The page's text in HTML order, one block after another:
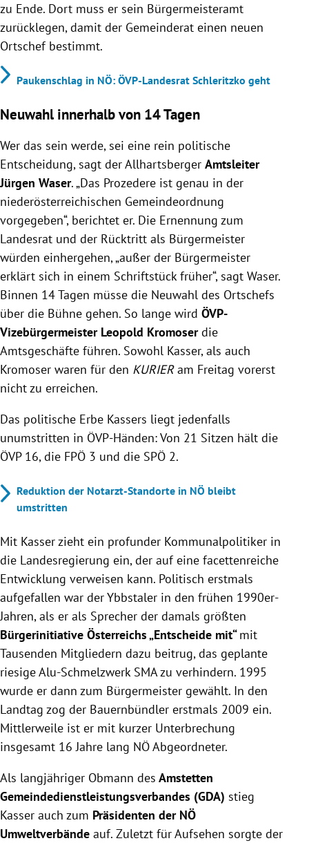
zu Ende. Dort muss er sein Bürgermeisteramt
zurücklegen, damit der Gemeinderat einen neuen
Ortschef bestimmt.
Paukenschlag in NÖ: ÖVP-Landesrat Schleritzko geht
Neuwahl innerhalb von 14 Tagen
Wer das sein werde, sei eine rein politische
Entscheidung, sagt der Allhartsberger Amtsleiter
Jürgen Waser. „Das Prozedere ist genau in der
niederösterreichischen Gemeindeordnung
vorgegeben“, berichtet er. Die Ernennung zum
Landesrat und der Rücktritt als Bürgermeister
würden einhergehen, „außer der Bürgermeister
erklärt sich in einem Schriftstück früher“, sagt Waser.
Binnen 14 Tagen müsse die Neuwahl des Ortschefs
über die Bühne gehen. So lange wird ÖVP-
Vizebürgermeister Leopold Kromoserdie
Amtsgeschäfte führen. Sowohl Kasser, als auch
Kromoser waren für den KURIERam Freitag vorerst
nicht zu erreichen.
Das politische Erbe Kassers liegt jedenfalls
unumstritten in ÖVP-Händen: Von 21 Sitzen hält die
ÖVP 16, die FPÖ 3 und die SPÖ 2.
Reduktion der Notarzt-Standorte in NÖ bleibt
umstritten
Mit Kasser zieht ein profunder Kommunalpolitiker in
die Landesregierung ein, der auf eine facettenreiche
Entwicklung verweisen kann. Politisch erstmals
aufgefallen war der Ybbstaler in den frühen 1990er-
Jahren, als er als Sprecher der damals größten
Bürgerinitiative Österreichs „Entscheide mit“mit
Tausenden Mitgliedern dazu beitrug, das geplante
riesige Alu-Schmelzwerk SMA zu verhindern. 1995
wurde er dann zum Bürgermeister gewählt. In den
Landtag zog der Bauernbündler erstmals 2009 ein.
Mittlerweile ist er mit kurzer Unterbrechung
insgesamt 16 Jahre lang NÖ Abgeordneter.
Als langjähriger Obmann des Amstetten
Gemeindedienstleistungsverbandes (GDA) stieg
Kasser auch zum Präsidenten der NÖ
Umweltverbände auf. Zuletzt für Aufsehen sorgte der